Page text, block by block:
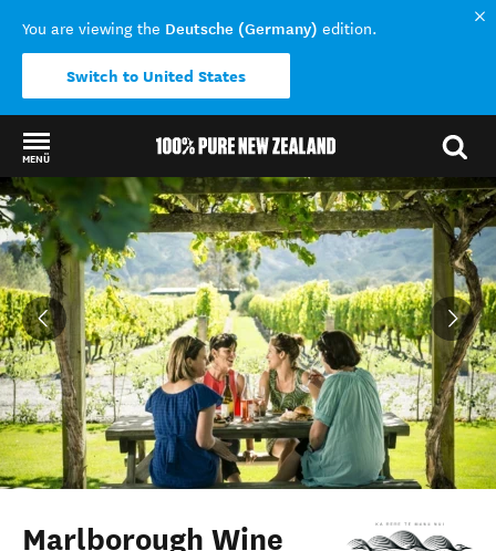
You are viewing the Deutsche (Germany) edition.
Switch to United States
MENÜ
Back to my results
Marlborough Wine